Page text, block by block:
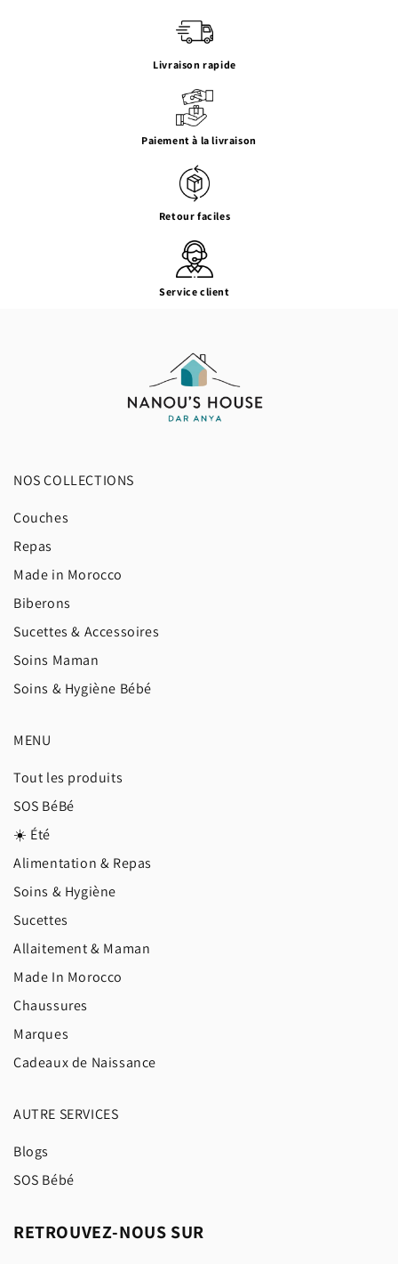
Livraison rapide
Paiement à la livraison
Retour faciles
Service client
NOS COLLECTIONS
Couches
Repas
Made in Morocco
Biberons
Sucettes & Accessoires
Soins Maman
Soins & Hygiène Bébé
MENU
Tout les produits
SOS BéBé
☀️ Été
Alimentation & Repas
Soins & Hygiène
Sucettes
Allaitement & Maman
Made In Morocco
Chaussures
Marques
Cadeaux de Naissance
AUTRE SERVICES
Blogs
SOS Bébé
RETROUVEZ-NOUS SUR